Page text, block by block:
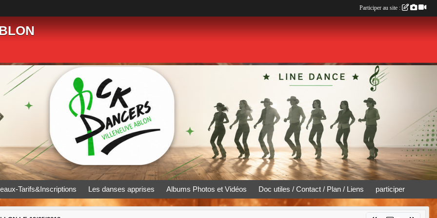
Tarifs&Inscriptions Les danses apprises Albums Photos et Vidéos Doc utiles / Contact / Plan / Liens participer
Participer au site :